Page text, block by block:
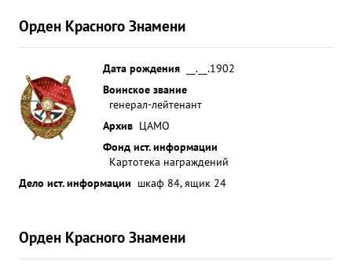
Орден Красного Знамени
Дата рождения
__.__.1902
Воинское звание
генерал-лейтенант
Архив ЦАМО
Фонд ист. информации
Картотека награждений
Дело ист. информации шкаф 84, ящик 24
Орден Красного Знамени